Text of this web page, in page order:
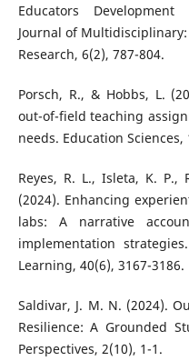
Educators
Journal of
Research, 6(2), 787-804.
Porsch, R., & Hobbs, L.
out-of-field teaching
needs. Education Sciences,
Reyes, R. L., Isleta, K. P.,
(2024). Enhancing
labs: A narrative
implementation
Learning, 40(6), 3167-3186.
Saldivar, J. M. N. (2024).
Resilience: A Grounded
Perspectives, 2(10), 1-1.